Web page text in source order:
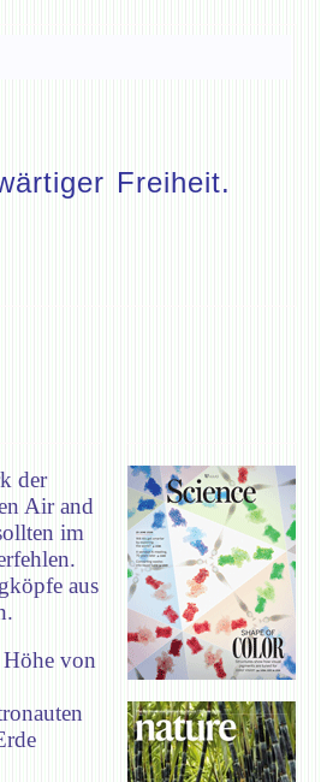
Freiheit.
der
Air and
im
aus
von